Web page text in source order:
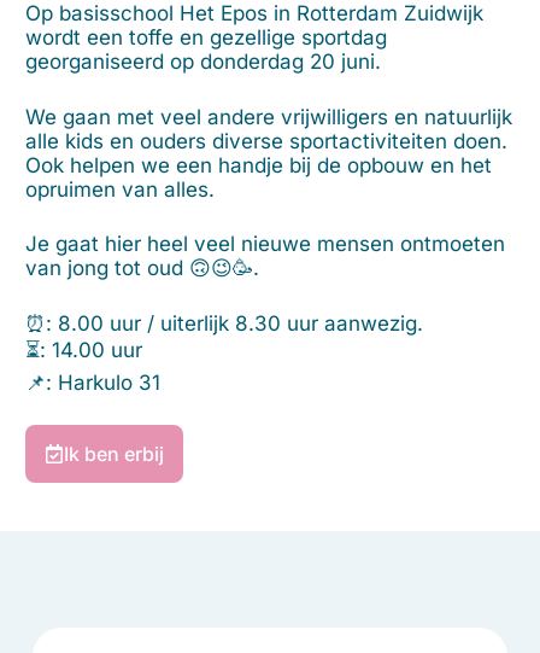
Op basisschool Het Epos in Rotterdam Zuidwijk
wordt een toffe en gezellige sportdag
georganiseerd op donderdag 20 juni.
We gaan met veel andere vrijwilligers en natuurlijk
alle kids en ouders diverse sportactiviteiten doen.
Ook helpen we een handje bij de opbouw en het
opruimen van alles.
Je gaat hier heel veel nieuwe mensen ontmoeten
van jong tot oud 🙃😉🥳.
⏰: 8.00 uur / uiterlijk 8.30 uur aanwezig.
⏳: 14.00 uur
📌: Harkulo 31
Ik ben erbij